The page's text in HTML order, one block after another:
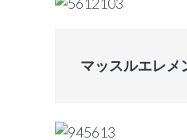
マッスルエレメ